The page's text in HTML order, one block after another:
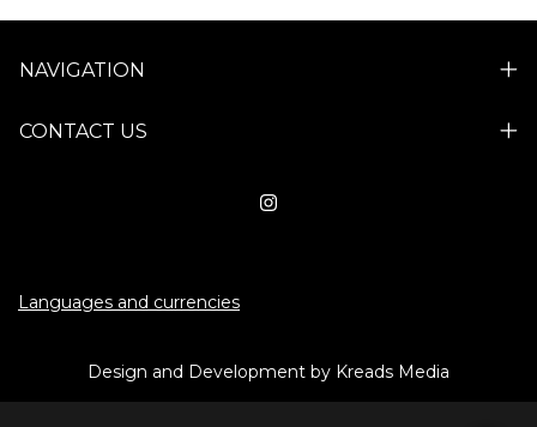
NAVIGATION
CONTACT US
Languages and currencies
Design and Development by Kreads Media